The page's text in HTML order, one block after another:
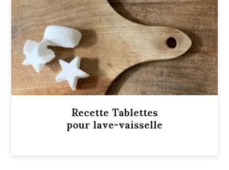
Recette Tablettes
pour lave-vaisselle